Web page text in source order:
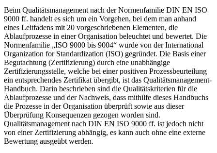
Beim Qualitätsmanagement nach der Normenfamilie DIN EN ISO
9000 ff. handelt es sich um ein Vorgehen, bei dem man anhand
eines Leitfadens mit 20 vorgeschriebenen Elementen, die
Ablaufprozesse in einer Organisation beleuchtet und bewertet. Die
Normenfamilie „ISO 9000 bis 9004“ wurde von der International
Organization for Standardization (ISO) gegründet. Die Basis einer
Begutachtung (Zertifizierung) durch eine unabhängige
Zertifizierungsstelle, welche bei einer positiven Prozessbeurteilung
ein entsprechendes Zertifikat übergibt, ist das Qualitätsmanagement-
Handbuch. Darin beschrieben sind die Qualitätskriterien für die
Ablaufprozesse und der Nachweis, dass mithilfe dieses Handbuchs
die Prozesse in der Organisation überprüft sowie aus dieser
Überprüfung Konsequenzen gezogen worden sind.
Qualitätsmanagement nach DIN EN ISO 9000 ff. ist jedoch nicht
von einer Zertifizierung abhängig, es kann auch ohne eine externe
Bewertung ausgeübt werden.